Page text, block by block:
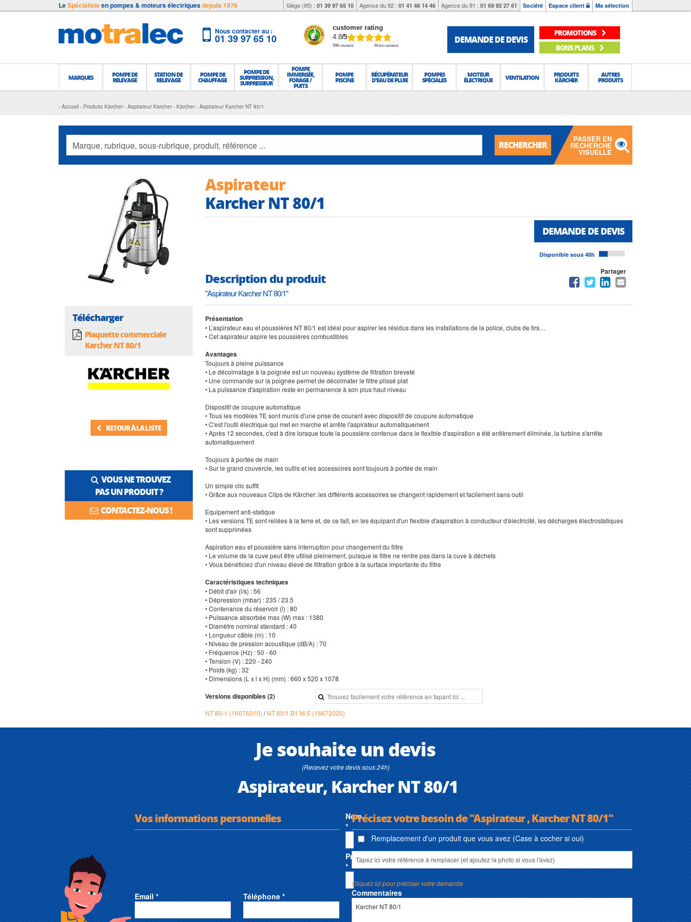
LeSpécialisteen pompes & moteurs électriquesdepuis 1976 Siège (95) : 01 39 97 65 10 Agence du 92 : 01 41 46 14 46 Agence du 91 : 01 69 92 27 61 Société Espace client Ma sélection
Nous contacter au :
01 39 97 65 10
customer rating
4.8/5
598 reviews More reviews
DEMANDE DE DEVIS
PROMOTIONS
BONS PLANS
MARQUES POMPE DE
RELEVAGE
STATION DE
RELEVAGE
POMPE DE
CHAUFFAGE
POMPE DE
SURPRESSION,
SURPRESSEUR
POMPE
IMMERGÉE,
FORAGE /
PUITS
POMPE
PISCINE
RÉCUPÉRATEUR
D'EAU DE PLUIE
POMPES
SPÉCIALES
MOTEUR
ÉLECTRIQUE VENTILATION PRODUITS
KÄRCHER
AUTRES
PRODUITS
Accueil Produits Kärcher Aspirateur Kärcher Kärcher Aspirateur Karcher NT 80/1
RECHERCHER
PASSER EN
RECHERCHE
VISUELLE
Télécharger
Plaquette commerciale
Karcher NT 80/1
RETOUR À LA LISTE
VOUS NE TROUVEZ
PAS UN PRODUIT ?
CONTACTEZ-NOUS !
Aspirateur
Karcher NT 80/1
DEMANDE DE DEVIS
Disponible sous 48h
Description du produit
"Aspirateur Karcher NT 80/1"
Partager
Présentation
• L’aspirateur eau et poussières NT 80/1 est idéal pour aspirer les résidus dans les installations de la police, clubs de tirs…
• Cet aspirateur aspire les poussières combustibles
Avantages
Toujours à pleine puissance
• Le décolmatage à la poignée est un nouveau système de filtration breveté
• Une commande sur la poignée permet de décolmater le filtre plissé plat
• La puissance d'aspiration reste en permanence à son plus haut niveau
Dispositif de coupure automatique
• Tous les modèles TE sont munis d'une prise de courant avec dispositif de coupure automatique
• C'est l'outil électrique qui met en marche et arrête l'aspirateur automatiquement
• Après 12 secondes, c'est à dire lorsque toute la poussière contenue dans le flexible d'aspiration a été entièrement éliminée, la turbine s'arrête
automatiquement
Toujours à portée de main
• Sur le grand couvercle, les outils et les accessoires sont toujours à portée de main
Un simple clic suffit
• Grâce aux nouveaux Clips de Kärcher: les différents accessoires se changent rapidement et facilement sans outil
Equipement anti-statique
• Les versions TE sont reliées à la terre et, de ce fait, en les équipant d'un flexible d'aspiration à conducteur d'électricité, les décharges électrostatiques
sont supprimées
Aspiration eau et poussière sans interruption pour changement du filtre
• Le volume de la cuve peut être utilisé pleinement, puisque le filtre ne rentre pas dans la cuve à déchets
• Vous bénéficiez d'un niveau élevé de filtration grâce à la surface importante du filtre
Caractéristiques techniques
• Débit d'air (l/s) : 56
• Dépression (mbar) : 235 / 23.5
• Contenance du réservoir (l) : 80
• Puissance absorbée max (W) max : 1380
• Diamètre nominal standard : 40
• Longueur câble (m) : 10
• Niveau de pression acoustique (dB/A) : 70
• Fréquence (Hz) : 50 - 60
• Tension (V) : 220 - 240
• Poids (kg) : 32
• Dimensions (L x l x H) (mm) : 660 x 520 x 1078
Versions disponibles (2)
NT 80-1 (16676010) /NT 80/1 B1 M S (16672020)
Je souhaite un devis
(Recevez votre devis sous 24h)
Aspirateur, Karcher NT 80/1
Vos informations personnelles
Nom
*
Prénom
*
Email * Téléphone *
Précisez votre besoin de "Aspirateur , Karcher NT 80/1"
Remplacement d'un produit que vous avez (Case à cocher si oui)
Cliquez ici pour préciser votre demande
Commentaires